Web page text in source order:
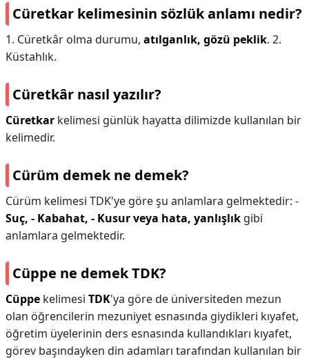
Cüretkar kelimesinin sözlük anlamı nedir?
1. Cüretkâr olma durumu, atılganlık, gözü peklik. 2.
Küstahlık.
Cüretkâr nasıl yazılır?
Cüretkar kelimesi günlük hayatta dilimizde kullanılan bir
kelimedir.
Cürüm demek ne demek?
Cürüm kelimesi TDK'ye göre şu anlamlara gelmektedir: -
Suç, - Kabahat, - Kusur veya hata, yanlışlık gibi
anlamlara gelmektedir.
Cüppe ne demek TDK?
Cüppe kelimesi TDK'ya göre de üniversiteden mezun
olan öğrencilerin mezuniyet esnasında giydikleri kıyafet,
öğretim üyelerinin ders esnasında kullandıkları kıyafet,
görev başındayken din adamları tarafından kullanılan bir